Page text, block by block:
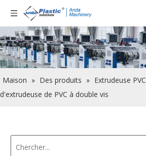
Maison » Des produits » Extrudeuse PVC
d'extrudeuse de PVC à double vis